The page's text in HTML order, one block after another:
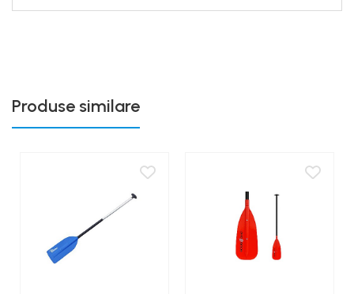
Produse similare